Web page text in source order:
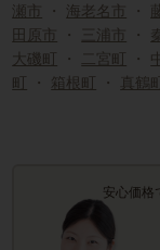
瀬市
・ 海老名市 ・
田原市
・ 三浦市 ・
大磯町 ・ 二宮町 ・
町 ・ 箱根町 ・ 真鶴
安心価格